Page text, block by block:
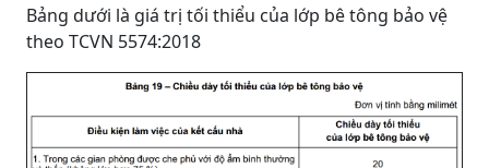
Bảng dưới là giá trị tối thiểu của lớp bê tông bảo vệ
theo TCVN 5574:2018